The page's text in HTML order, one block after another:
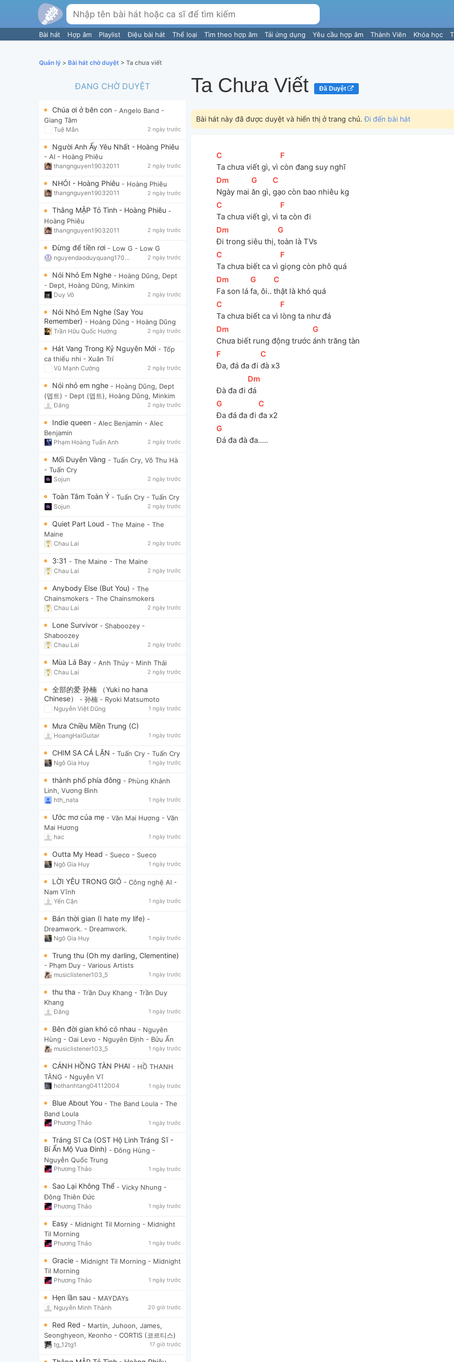
Bài hát Hợp âm Playlist Điệu bài hát Thể loại Tìm theo hợp âm Tải ứng dụng Yêu cầu hợp âm Thành Viên Khóa học
Quản lý > Bài hát chờ duyệt > Ta chưa viết
ĐANG CHỜ DUYỆT
Chúa ơi ở bên con - Angelo Band -
Giang Tâm
Tuệ Mẫn 2 ngày trước
Người Anh Ấy Yêu Nhất - Hoàng Phiêu
- AI - Hoàng Phiêu
thangnguyen19032011 2 ngày trước
NHÓI - Hoàng Phiêu - Hoàng Phiêu
thangnguyen19032011 2 ngày trước
Thằng MẬP Tỏ Tình - Hoàng Phiêu -
Hoàng Phiêu
thangnguyen19032011 2 ngày trước
Đừng để tiền rơi - Low G - Low G
nguyendaoduyquang17021 2 ngày trước
Nói Nhỏ Em Nghe - Hoàng Dũng, Dept
- Dept, Hoàng Dũng, Minkim
Duy Võ 2 ngày trước
Nói Nhỏ Em Nghe (Say You
Remember) - Hoàng Dũng - Hoàng Dũng
Trần Hữu Quốc Hướng 2 ngày trước
Hát Vang Trong Kỷ Nguyên Mới - Tốp
ca thiếu nhi - Xuân Trí
Vũ Mạnh Cường 2 ngày trước
Nói nhỏ em nghe - Hoàng Dũng, Dept
(뎁트) - Dept (뎁트), Hoàng Dũng, Minkim
Đăng 2 ngày trước
Indie queen - Alec Benjamin - Alec
Benjamin
Phạm Hoàng Tuấn Anh 2 ngày trước
Mối Duyên Vàng - Tuấn Cry, Võ Thu Hà
- Tuấn Cry
Sojun 2 ngày trước
Toàn Tâm Toàn Ý - Tuấn Cry - Tuấn Cry
Sojun 2 ngày trước
Quiet Part Loud - The Maine - The
Maine
Chau Lai 2 ngày trước
3:31 - The Maine - The Maine
Chau Lai 2 ngày trước
Anybody Else (But You) - The
Chainsmokers - The Chainsmokers
Chau Lai 2 ngày trước
Lone Survivor - Shaboozey -
Shaboozey
Chau Lai 2 ngày trước
Mùa Lá Bay - Anh Thúy - Minh Thái
Chau Lai 2 ngày trước
全部的爱 孙楠 （Yuki no hana
Chinese） - 孙楠 - Ryoki Matsumoto
Nguyễn Việt Dũng 1 ngày trước
Mưa Chiều Miền Trung (C)
HoangHaiGuitar 1 ngày trước
CHIM SA CÁ LẶN - Tuấn Cry - Tuấn Cry
Ngô Gia Huy 1 ngày trước
thành phố phía đông - Phùng Khánh
Linh, Vương Bình
hth_nata 1 ngày trước
Ước mơ của mẹ - Văn Mai Hương - Văn
Mai Hương
hac 1 ngày trước
Outta My Head - Sueco - Sueco
Ngô Gia Huy 1 ngày trước
LỜI YÊU TRONG GIÓ - Công nghệ AI -
Nam Vĩnh
Yến Cận 1 ngày trước
Bán thời gian (I hate my life) -
Dreamwork. - Dreamwork.
Ngô Gia Huy 1 ngày trước
Trung thu (Oh my darling, Clementine)
- Phạm Duy - Various Artists
musiclistener103_5 1 ngày trước
thu tha - Trần Duy Khang - Trần Duy
Khang
Đăng 1 ngày trước
Bên đời gian khó có nhau - Nguyên
Hùng - Oai Levo - Nguyên Định - Bửu Ấn
musiclistener103_5 1 ngày trước
CÁNH HỒNG TÀN PHAI - HỒ THANH
TĂNG - Nguyễn Vĩ
hothanhtang04112004 1 ngày trước
Blue About You - The Band Loula - The
Band Loula
Phương Thảo 1 ngày trước
Tráng Sĩ Ca (OST Hộ Linh Tráng Sĩ -
Bí Ẩn Mộ Vua Đinh) - Đông Hùng -
Nguyễn Quốc Trung
Phương Thảo 1 ngày trước
Sao Lại Không Thể - Vicky Nhung -
Đông Thiên Đức
Phương Thảo 1 ngày trước
Easy - Midnight Til Morning - Midnight
Til Morning
Phương Thảo 1 ngày trước
Gracie - Midnight Til Morning - Midnight
Til Morning
Phương Thảo 1 ngày trước
Hẹn lần sau - MAYDAYs
Nguyễn Minh Thành 20 giờ trước
Red Red - Martin, Juhoon, James,
Seonghyeon, Keonho - CORTIS (코르티스)
tg_12tg1 17 giờ trước
Ta Chưa Viết Đã Duyệt
Bài hát này đã được duyệt và hiển thị ở trang chủ.Đi đến bài hát
[
C
Ta chưa viết gì, vì
[F
còn đang suy nghĩ
[Dm
Ngày mai
[
G
ăn gì,
[
C
gạo còn bao nhiêu kg
[
C
Ta chưa viết gì, vì
[F
ta còn đi
[Dm
Đi trong siêu thị,
[
G
toàn là TVs
[
C
Ta chưa biết ca vì
[F
giọng còn phô quá
[Dm
Fa son lá
[
G
fa, ôi..
[
C
thật là khó quá
[
C
Ta chưa biết ca vì
[F
lòng ta như đá
[Dm
Chưa biết rung động trước
[
G
ánh trăng tàn
[F
Đa, đá đa đi
[
C
đà x3
Đà đa đi
[Dm
đá
[
G
Đa đá đa đi
[
C
đa x2
[
G
Đá đa đà đa.....